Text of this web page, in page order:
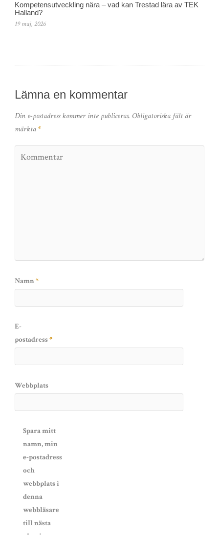
Kompetensutveckling nära – vad kan Trestad lära av TEK
Halland?
19 maj, 2026
Lämna en kommentar
Din e-postadress kommer inte publiceras. Obligatoriska fält är
märkta*
Namn*
E-
postadress*
Webbplats
Spara mitt
namn, min
e-postadress
och
webbplats i
denna
webbläsare
till nästa